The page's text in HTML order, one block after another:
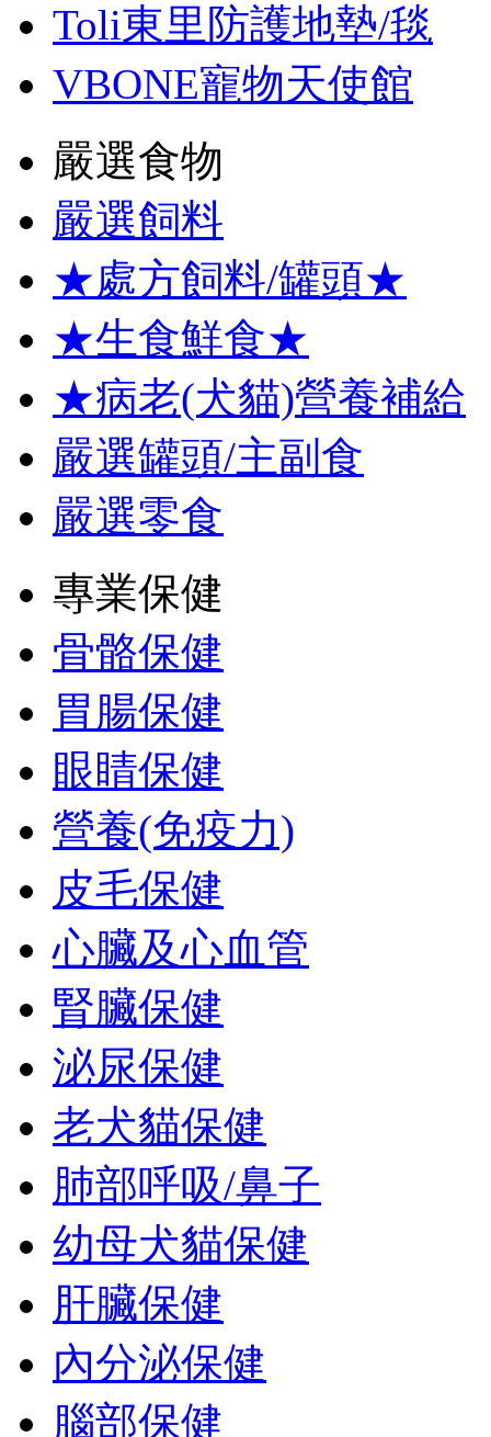
Toli東里防護地墊/毯
VBONE寵物天使館
嚴選食物
嚴選飼料
★處方飼料/罐頭★
★生食鮮食★
★病老(犬貓)營養補給
嚴選罐頭/主副食
嚴選零食
專業保健
骨骼保健
胃腸保健
眼睛保健
營養(免疫力)
皮毛保健
心臟及心血管
腎臟保健
泌尿保健
老犬貓保健
肺部呼吸/鼻子
幼母犬貓保健
肝臟保健
內分泌保健
腦部保健